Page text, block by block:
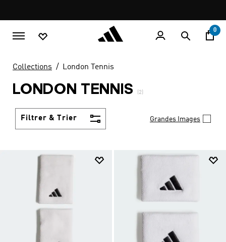
promotion
rotation
0
Collections London Tennis
LONDON TENNIS (2)
Filtrer & Trier Grandes Images